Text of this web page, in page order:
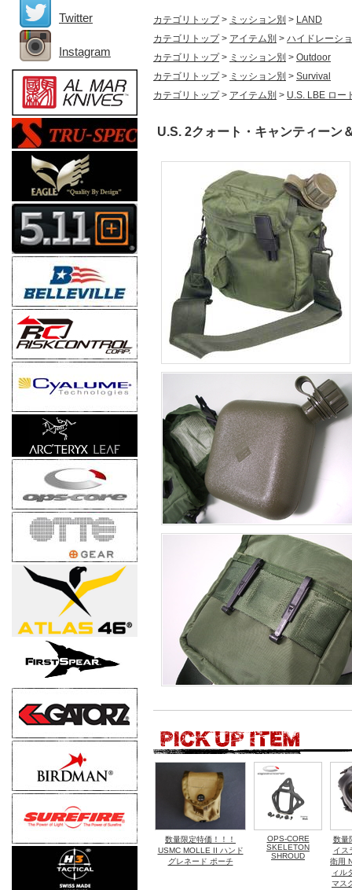
カテゴリトップ> ミッション別 > LAND
カテゴリトップ> アイテム別 > ハイドレーシ
カテゴリトップ> ミッション別 > Outdoor
カテゴリトップ> ミッション別 > Survival
カテゴリトップ> アイテム別 > U.S. LBE ロー
U.S. 2クォート・キャンティーン
数量限定特価！！！
USMC MOLLE II ハンド
グレネード ポーチ
OPS-CORE
SKELETON
SHROUD
数量
イス
衛用
ィル
マス
Twitter
Instagram